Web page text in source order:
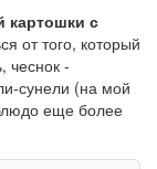
картошки с
от того, который
чеснок -
сунели (на мой
еще более